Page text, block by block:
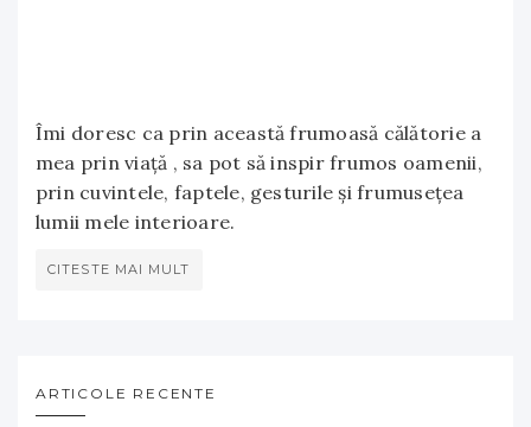
Îmi doresc ca prin această frumoasă călătorie a
mea prin viață , sa pot să inspir frumos oamenii,
prin cuvintele, faptele, gesturile și frumusețea
lumii mele interioare.
CITESTE MAI MULT
ARTICOLE RECENTE